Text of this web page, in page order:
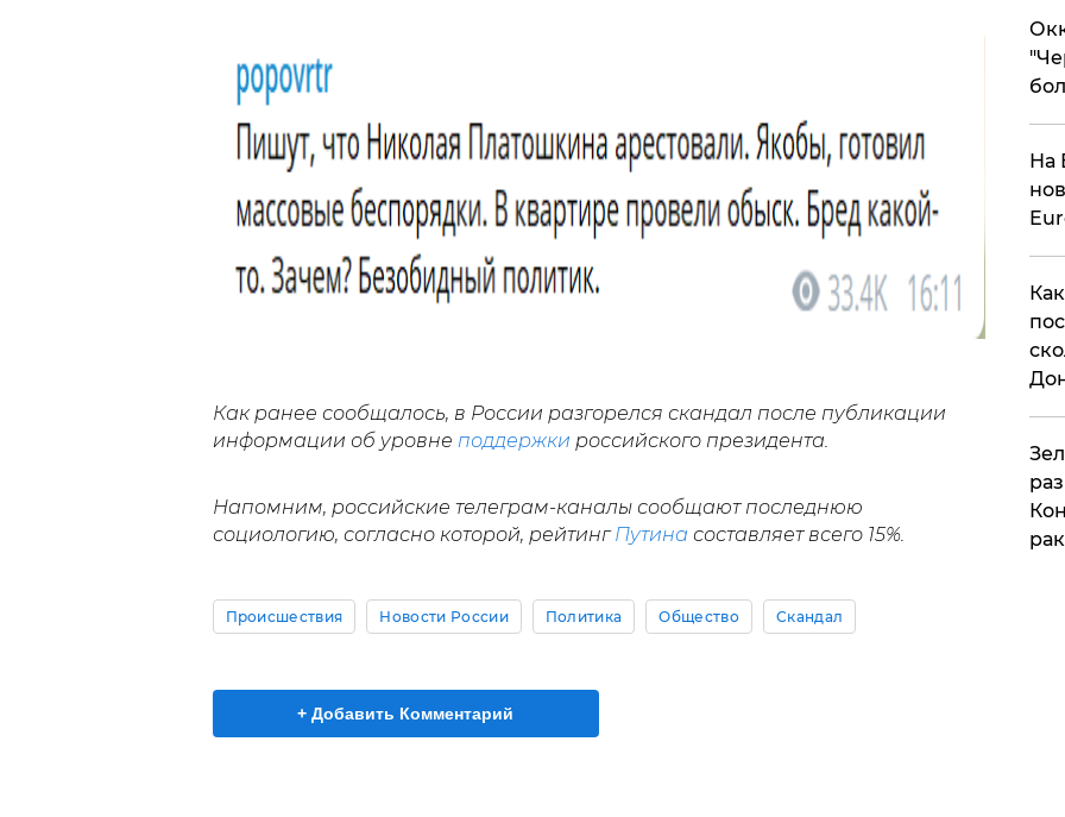
Как ранее сообщалось, в России разгорелся скандал после публикации
информации об уровне поддержки российского президента.
Напомним, российские телеграм-каналы сообщают последнюю
социологию, согласно которой, рейтингПутина составляет всего 15%.
Происшествия Новости России Политика Общество Скандал
+ Добавить Комментарий
На